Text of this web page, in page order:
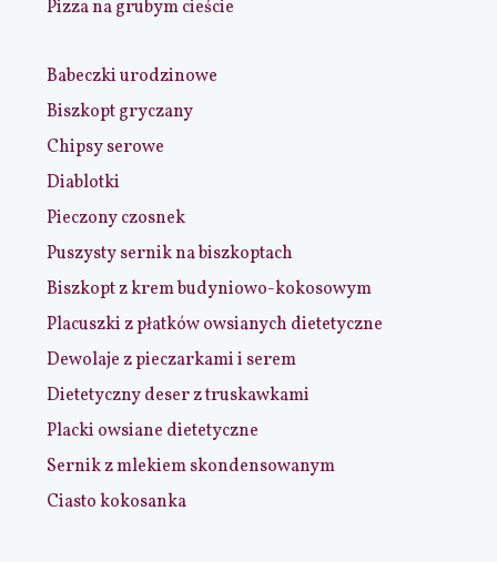
Pizza na grubym cieście
Babeczki urodzinowe
Biszkopt gryczany
Chipsy serowe
Diablotki
Pieczony czosnek
Puszysty sernik na biszkoptach
Biszkopt z krem budyniowo-kokosowym
Placuszki z płatków owsianych dietetyczne
Dewolaje z pieczarkami i serem
Dietetyczny deser z truskawkami
Placki owsiane dietetyczne
Sernik z mlekiem skondensowanym
Ciasto kokosanka